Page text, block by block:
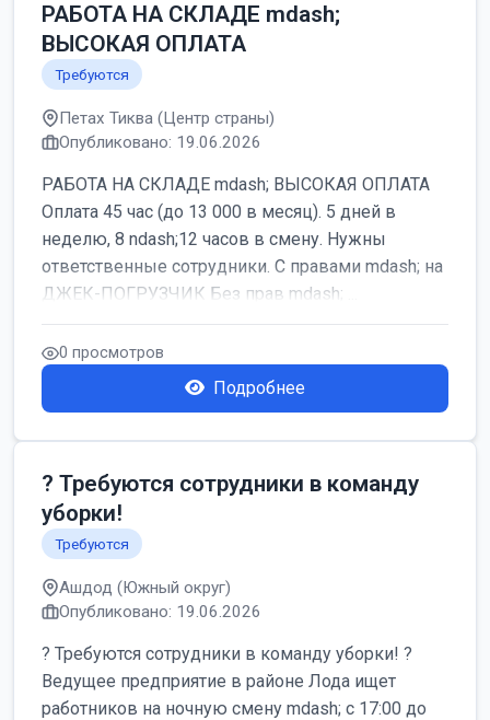
РАБОТА НА СКЛАДЕ mdash;
ВЫСОКАЯ ОПЛАТА
Требуются
Петах Тиква (Центр страны)
Опубликовано: 19.06.2026
РАБОТА НА СКЛАДЕ mdash; ВЫСОКАЯ ОПЛАТА
Оплата 45 час (до 13 000 в месяц). 5 дней в
неделю, 8 ndash;12 часов в смену. Нужны
ответственные сотрудники. С правами mdash; на
ДЖЕК-ПОГРУЗЧИК Без прав mdash; ...
0 просмотров
Подробнее
? Требуются сотрудники в команду
уборки!
Требуются
Ашдод (Южный округ)
Опубликовано: 19.06.2026
? Требуются сотрудники в команду уборки! ?
Ведущее предприятие в районе Лода ищет
работников на ночную смену mdash; с 17:00 до